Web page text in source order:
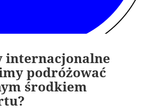
internacjonalne
podróżować
środkiem